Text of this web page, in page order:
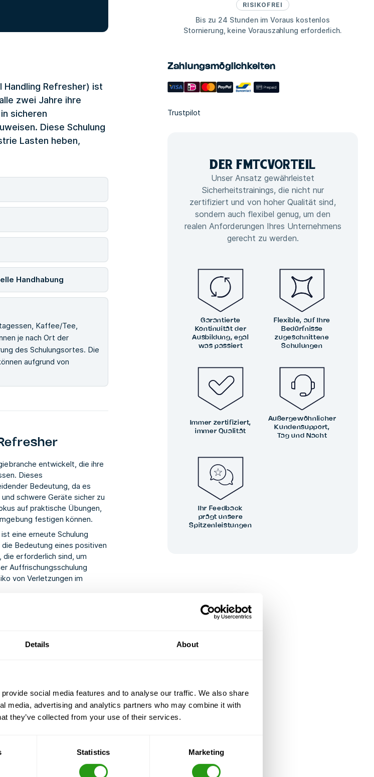
Details About
social media features and to analyse our traffic. We also share
media, advertising and analytics partners who may combine it with
they’ve collected from your use of their services.
Statistics Marketing
Handling Refresher) ist
zwei Jahre ihre
sicheren
Diese Schulung
Lasten heben,
Handhabung
Kaffee/Tee,
je nach Ort der
des Schulungsortes. Die
aufgrund von
entwickelt, die ihre
Dieses
Bedeutung, da es
schwere Geräte sicher zu
auf praktische Übungen,
festigen können.
eine erneute Schulung
Bedeutung eines positiven
die erforderlich sind, um
Auffrischungsschulung
von Verletzungen im
Organisation zu erfüllen,
Richtlinien informiert
Modul abgeschlossen haben
RISIKOFREI
Bis zu 24 Stunden im Voraus kostenlos
Stornierung, keine Vorauszahlung erforderlich.
Zahlungsmöglichkeiten
Trustpilot
DER FMTCVORTEIL
Unser Ansatz gewährleistet
Sicherheitstrainings, die nicht nur
zertifiziert und von hoher Qualität sind,
sondern auch flexibel genug, um den
realen Anforderungen Ihres Unternehmens
gerecht zu werden.
Garantierte
Kontinuität der
Ausbildung, egal
was passiert
Flexible, auf Ihre
Bedürfnisse
zugeschnittene
Schulungen
Immer zertifiziert,
immer Qualität
Außergewöhnlicher
Kundensupport,
Tag und Nacht
Ihr Feedback
prägt unsere
Spitzenleistungen